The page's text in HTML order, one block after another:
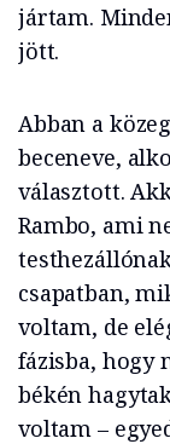
jártam.
jött.
Abban a
beceneve,
választott.
Rambo, ami
csapatban,
voltam, de
fázisba, hogy
békén
voltam –